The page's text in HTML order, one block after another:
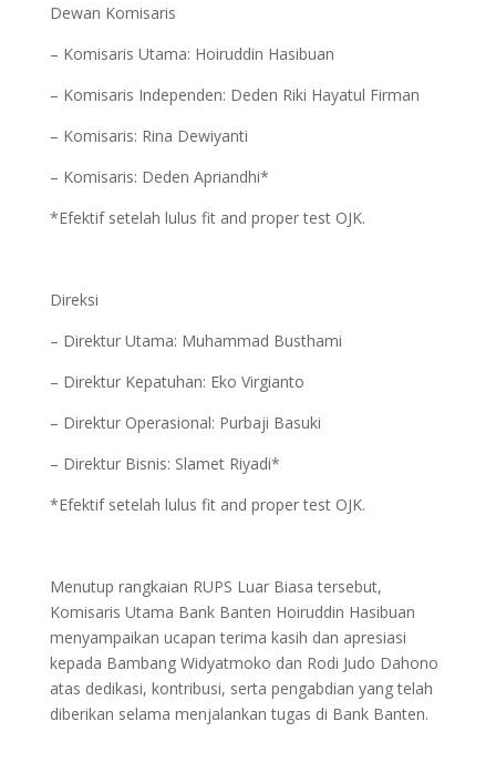
Dewan Komisaris
– Komisaris Utama: Hoiruddin Hasibuan
– Komisaris Independen: Deden Riki Hayatul Firman
– Komisaris: Rina Dewiyanti
– Komisaris: Deden Apriandhi*
*Efektif setelah lulus fit and proper test OJK.
Direksi
– Direktur Utama: Muhammad Busthami
– Direktur Kepatuhan: Eko Virgianto
– Direktur Operasional: Purbaji Basuki
– Direktur Bisnis: Slamet Riyadi*
*Efektif setelah lulus fit and proper test OJK.
Menutup rangkaian RUPS Luar Biasa tersebut,
Komisaris Utama Bank Banten Hoiruddin Hasibuan
menyampaikan ucapan terima kasih dan apresiasi
kepada Bambang Widyatmoko dan Rodi Judo Dahono
atas dedikasi, kontribusi, serta pengabdian yang telah
diberikan selama menjalankan tugas di Bank Banten.